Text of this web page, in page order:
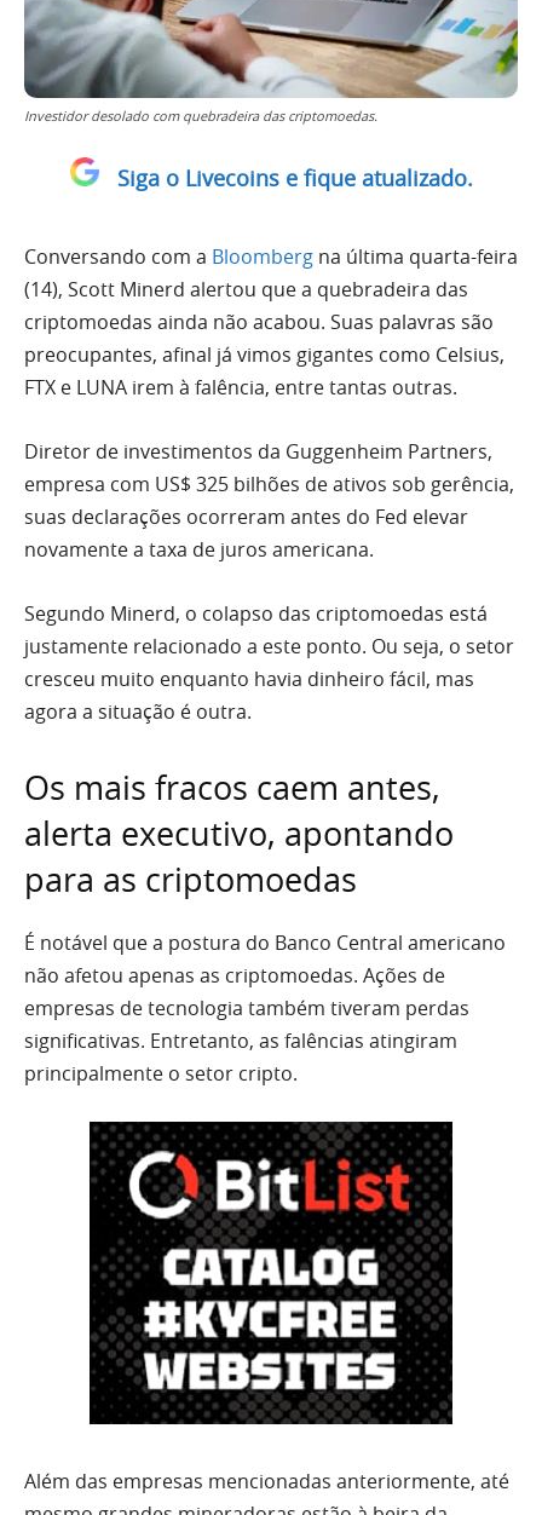
Investidor desolado com quebradeira das criptomoedas.
Siga o Livecoins e fique atualizado.
Conversando com a Bloomberg na última quarta-feira
(14), Scott Minerd alertou que a quebradeira das
criptomoedas ainda não acabou. Suas palavras são
preocupantes, afinal já vimos gigantes como Celsius,
FTX e LUNA irem à falência, entre tantas outras.
Diretor de investimentos da Guggenheim Partners,
empresa com US$ 325 bilhões de ativos sob gerência,
suas declarações ocorreram antes do Fed elevar
novamente a taxa de juros americana.
Segundo Minerd, o colapso das criptomoedas está
justamente relacionado a este ponto. Ou seja, o setor
cresceu muito enquanto havia dinheiro fácil, mas
agora a situação é outra.
Os mais fracos caem antes,
alerta executivo, apontando
para as criptomoedas
É notável que a postura do Banco Central americano
não afetou apenas as criptomoedas. Ações de
empresas de tecnologia também tiveram perdas
significativas. Entretanto, as falências atingiram
principalmente o setor cripto.
Além das empresas mencionadas anteriormente, até